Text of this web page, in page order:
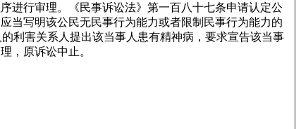
进行审理。《民事诉讼法》第一百八十七条申请认定公
当写明该公民无民事行为能力或者限制民事行为能力的
利害关系人提出该当事人患有精神病，要求宣告该当事
，原诉讼中止。